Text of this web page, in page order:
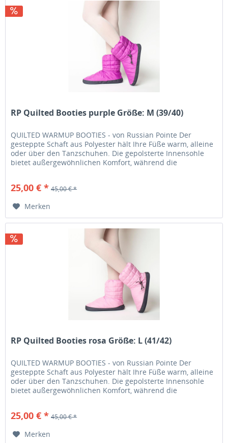
RP Quilted Booties purple Größe: M (39/40)
QUILTED WARMUP BOOTIES - von Russian Pointe Der
gesteppte Schaft aus Polyester hält Ihre Füße warm, alleine
oder über den Tanzschuhen. Die gepolsterte Innensohle
bietet außergewöhnlichen Komfort, während die
25,00 € * 45,00 € *
Merken
RP Quilted Booties rosa Größe: L (41/42)
QUILTED WARMUP BOOTIES - von Russian Pointe Der
gesteppte Schaft aus Polyester hält Ihre Füße warm, alleine
oder über den Tanzschuhen. Die gepolsterte Innensohle
bietet außergewöhnlichen Komfort, während die
25,00 € * 45,00 € *
Merken